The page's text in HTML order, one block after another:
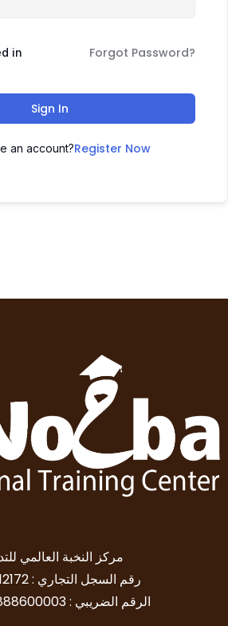
in Forgot Password?
Sign In
an account?Register Now
مركز النخبة العالمي
رقم السجل التجاري : 4030512172
الرقم الضريبي : 300495888600003